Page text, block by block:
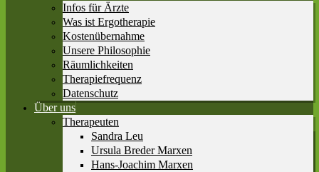
Infos für Ärzte
Was ist Ergotherapie
Kostenübernahme
Unsere Philosophie
Räumlichkeiten
Therapiefrequenz
Datenschutz
Über uns
Therapeuten
Sandra Leu
Ursula Breder Marxen
Hans-Joachim Marxen